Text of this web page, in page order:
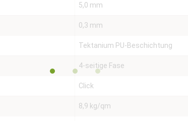
5,0 mm
0,3 mm
Tektanium PU-Beschichtung
4-seitige Fase
Click
8,9 kg/qm